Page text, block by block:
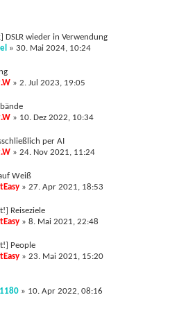
DSLR wieder in Verwendung
» 30. Mai 2024, 10:24
» 2. Jul 2023, 19:05
» 10. Dez 2022, 10:34
per AI
» 24. Nov 2021, 11:24
Weiß
» 27. Apr 2021, 18:53
Reiseziele
» 8. Mai 2021, 22:48
People
» 23. Mai 2021, 15:20
» 10. Apr 2022, 08:16